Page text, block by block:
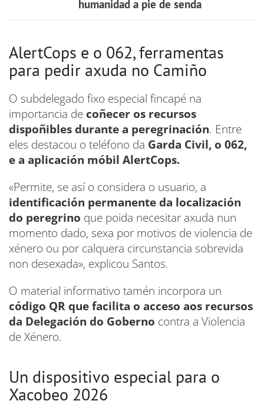
humanidad a pie de senda
AlertCops e o 062, ferramentas
para pedir axuda no Camiño
O subdelegado fixo especial fincapé na
importancia de coñecer os recursos
dispoñibles durante a peregrinación. Entre
eles destacou o teléfono da Garda Civil, o 062,
e a aplicación móbil AlertCops.
«Permite, se así o considera o usuario, a
identificación permanente da localización
do peregrino que poida necesitar axuda nun
momento dado, sexa por motivos de violencia de
xénero ou por calquera circunstancia sobrevida
non desexada», explicou Santos.
O material informativo tamén incorpora un
código QR que facilita o acceso aos recursos
da Delegación do Goberno contra a Violencia
de Xénero.
Un dispositivo especial para o
Xacobeo 2026